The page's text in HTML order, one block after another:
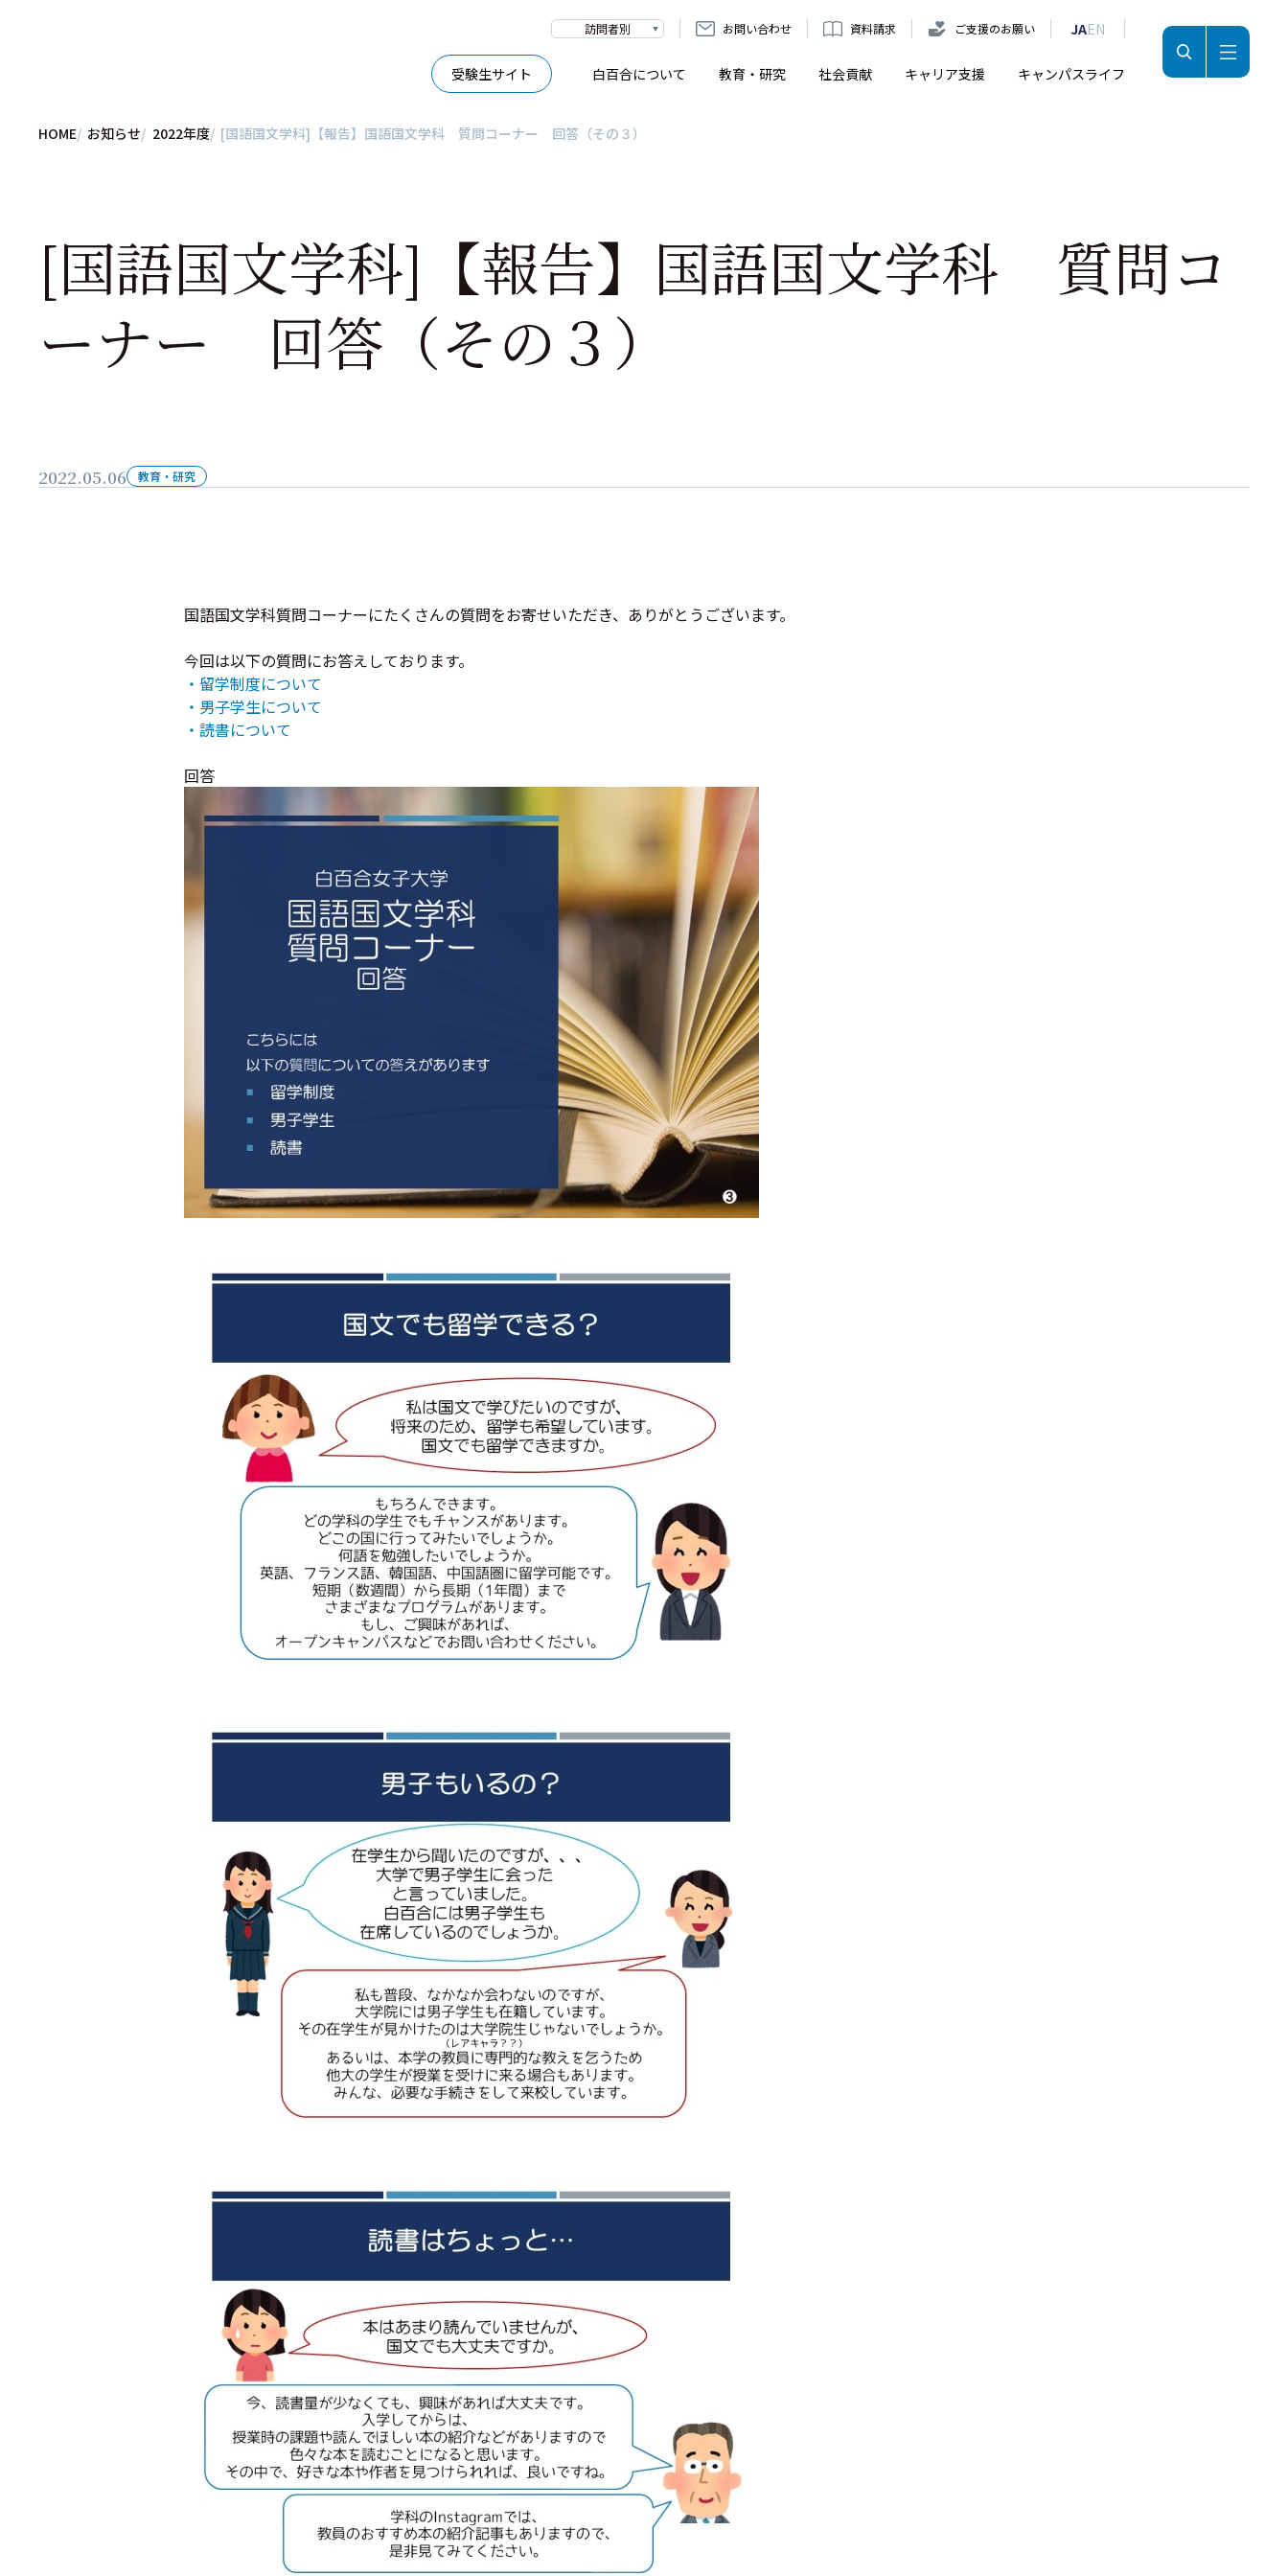
訪問者別 お問い合わせ 資料請求 ご支援のお願い JAEN
受験生サイト 白百合について 教育・研究 社会貢献 キャリア支援 キャンパスライフ
HOME お知らせ 2022年度 [国語国文学科]【報告】国語国文学科 質問コーナー 回答（その３）
[国語国文学科]【報告】国語国文学科 質問コ
ーナー 回答（その３）
2022.05.06 教育・研究
国語国文学科質問コーナーにたくさんの質問をお寄せいただき、ありがとうございます。
今回は以下の質問にお答えしております。
・留学制度について
・男子学生について
・読書について
回答